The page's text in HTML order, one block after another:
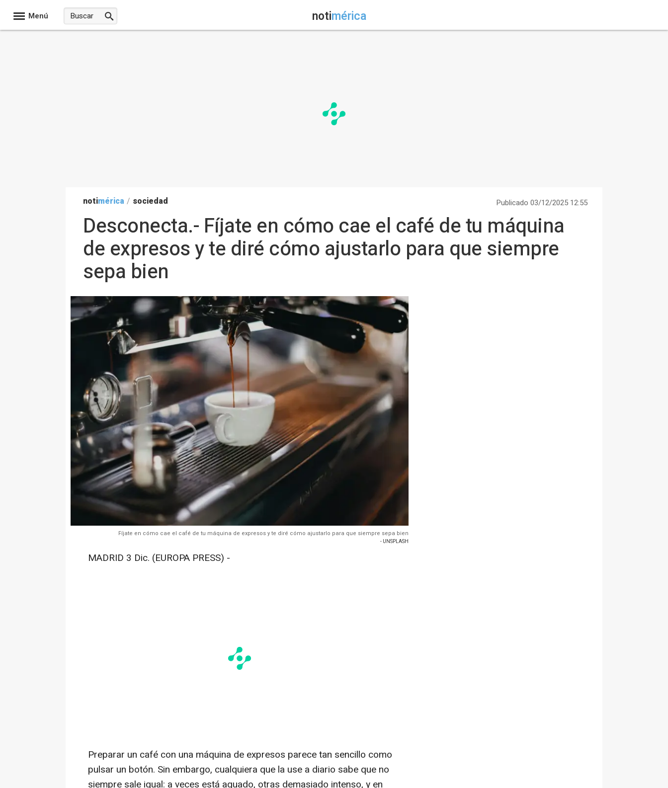
Menú notimérica
notimérica / sociedad Publicado 03/12/2025 12:55
Desconecta.- Fíjate en cómo cae el café de tu máquina
de expresos y te diré cómo ajustarlo para que siempre
sepa bien
Fíjate en cómo cae el café de tu máquina de expresos y te diré cómo ajustarlo para que siempre sepa bien
- UNSPLASH
MADRID 3 Dic. (EUROPA PRESS) -
Preparar un café con una máquina de expresos parece tan sencillo como
pulsar un botón. Sin embargo, cualquiera que la use a diario sabe que no
siempre sale igual: a veces está aguado, otras demasiado intenso, y en